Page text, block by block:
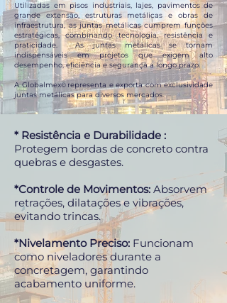
Utilizadas em pisos industriais, lajes, pavimentos de
grande extensão, estruturas metálicas e obras de
infraestrutura, as juntas metálicas cumprem funções
estratégicas, combinando tecnologia, resistência e
praticidade. As juntas metálicas se tornam
indispensáveis em projetos que exigem alto
desempenho, eficiência e segurança a longo prazo.
A Globalmex© representa e exporta com exclusividade
juntas metálicas para diversos mercados.
* Resistência e Durabilidade :
Protegem bordas de concreto contra
quebras e desgastes.
*Controle de Movimentos: Absorvem
retrações, dilatações e vibrações,
evitando trincas.
*Nivelamento Preciso: Funcionam
como niveladores durante a
concretagem, garantindo
acabamento uniforme.